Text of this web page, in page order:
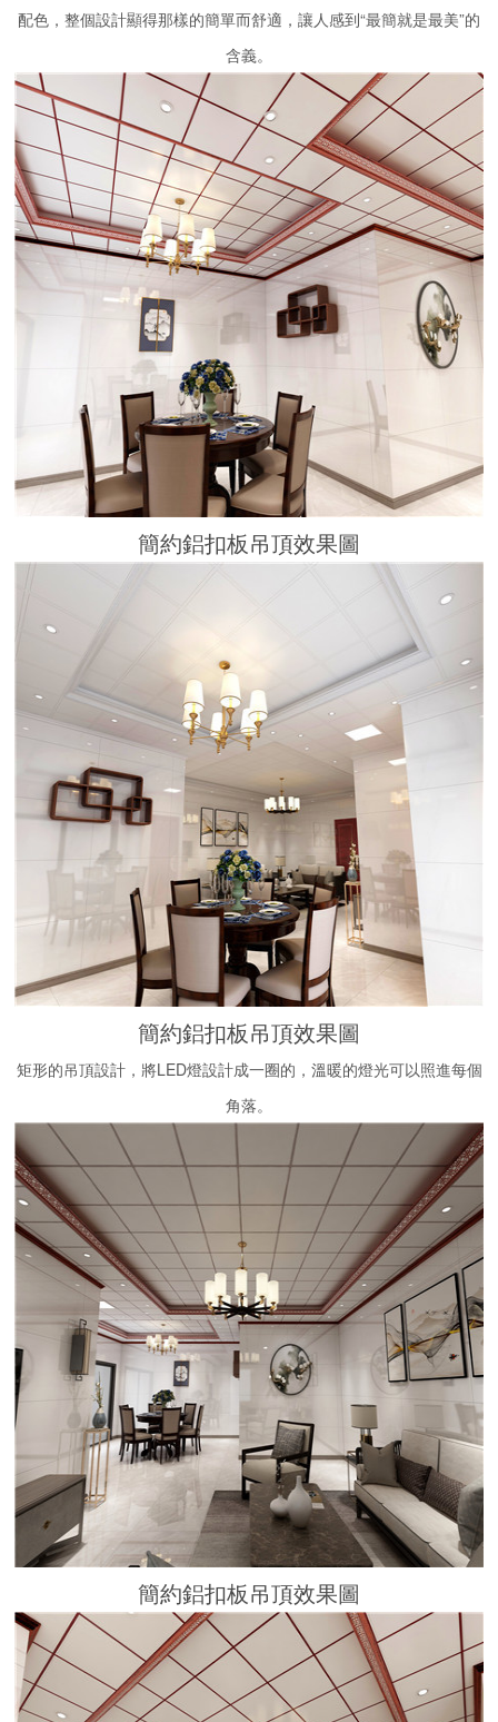
配色，整個設計顯得那樣的簡單而舒適，讓人感到“最簡就是最美”的
含義。
簡約鋁扣板吊頂效果圖
簡約鋁扣板吊頂效果圖
矩形的吊頂設計，將LED燈設計成一圈的，溫暖的燈光可以照進每個
角落。
簡約鋁扣板吊頂效果圖